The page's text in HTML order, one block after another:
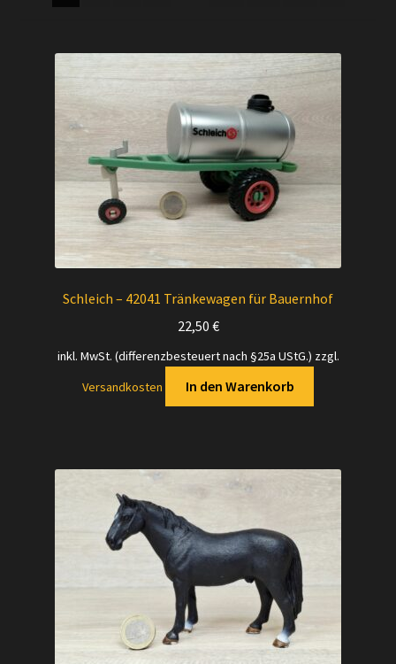
Widerrufsbelehrung
Datenschutzerklärung
Impressum
Schleich – 42041 Tränkewagen für Bauernhof
22,50 €
inkl. MwSt. (differenzbesteuert nach §25a UStG.) zzgl.
Versandkosten
In den Warenkorb